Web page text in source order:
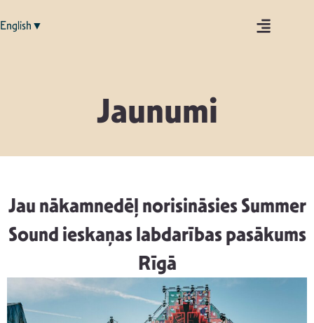
English▼
Jaunumi
Jau nākamnedēļ norisināsies Summer
Sound ieskaņas labdarības pasākums
Rīgā